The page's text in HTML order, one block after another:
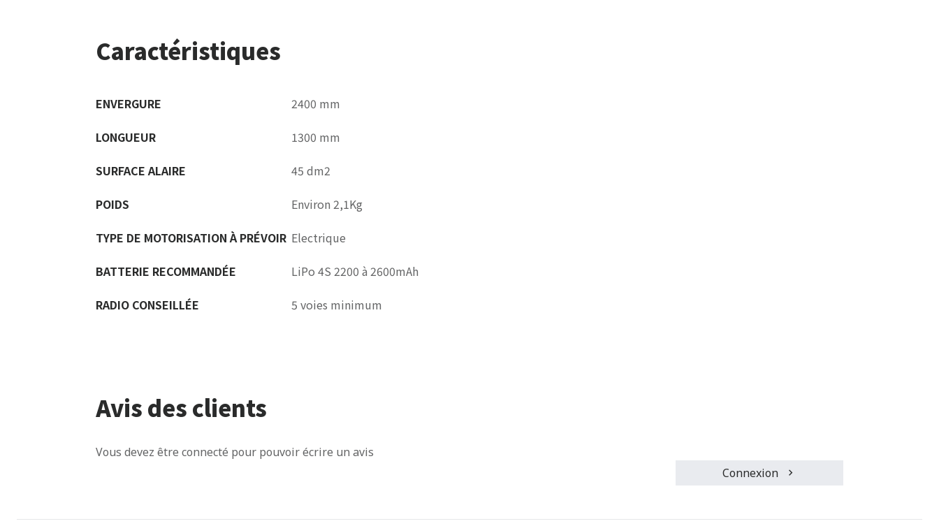
Caractéristiques
ENVERGURE
2400 mm
LONGUEUR
1300 mm
SURFACE ALAIRE
45 dm2
POIDS
Environ 2,1Kg
TYPE DE MOTORISATION À PRÉVOIR Electrique
BATTERIE RECOMMANDÉE
LiPo 4S 2200 à 2600mAh
RADIO CONSEILLÉE
5 voies minimum
Avis des clients
Vous devez être connecté pour pouvoir écrire un avis
Connexion